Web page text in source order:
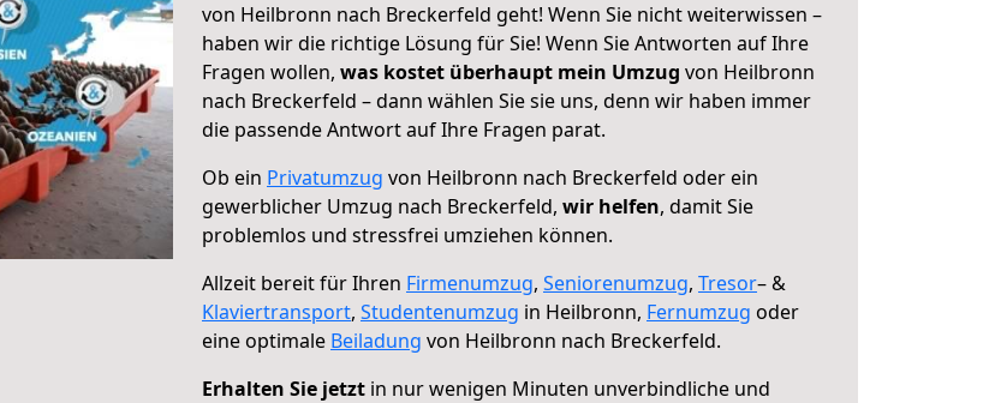
von Heilbronn nach Breckerfeld geht! Wenn Sie nicht weiterwissen –
haben wir die richtige Lösung für Sie! Wenn Sie Antworten auf Ihre
Fragen wollen, was kostet überhaupt mein Umzug von Heilbronn
nach Breckerfeld – dann wählen Sie sie uns, denn wir haben immer
die passende Antwort auf Ihre Fragen parat.
Ob ein Privatumzug von Heilbronn nach Breckerfeld oder ein
gewerblicher Umzug nach Breckerfeld, wir helfen, damit Sie
problemlos und stressfrei umziehen können.
Allzeit bereit für Ihren Firmenumzug, Seniorenumzug, Tresor– &
Klaviertransport, Studentenumzug in Heilbronn, Fernumzug oder
eine optimale Beiladung von Heilbronn nach Breckerfeld.
Erhalten Sie jetzt in nur wenigen Minuten unverbindliche und